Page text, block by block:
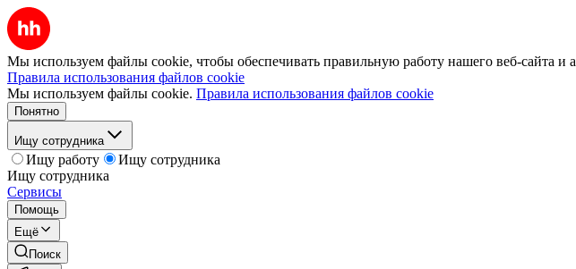
Мы используем файлы cookie, чтобы обеспечивать правильную работу нашего веб-сайта и
Правила использования файлов cookie
Мы используем файлы cookie. Правила использования файлов cookie
Понятно
Ищу сотрудника
Ищу работу
Ищу сотрудника
Ищу сотрудника
Сервисы
Помощь
Ещё
Поиск